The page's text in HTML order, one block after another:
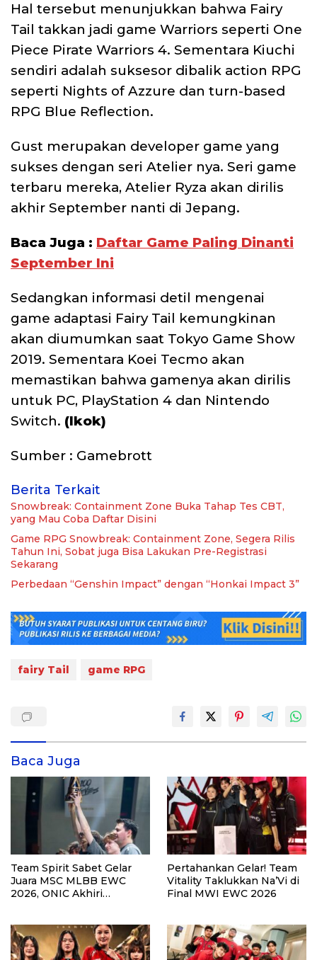
Hal tersebut menunjukkan bahwa Fairy
Tail takkan jadi game Warriors seperti One
Piece Pirate Warriors 4. Sementara Kiuchi
sendiri adalah suksesor dibalik action RPG
seperti Nights of Azzure dan turn-based
RPG Blue Reflection.
Gust merupakan developer game yang
sukses dengan seri Atelier nya. Seri game
terbaru mereka, Atelier Ryza akan dirilis
akhir September nanti di Jepang.
Baca Juga : Daftar Game Paling Dinanti
September Ini
Sedangkan informasi detil mengenai
game adaptasi Fairy Tail kemungkinan
akan diumumkan saat Tokyo Game Show
2019. Sementara Koei Tecmo akan
memastikan bahwa gamenya akan dirilis
untuk PC, PlayStation 4 dan Nintendo
Switch. (Ikok)
Sumber : Gamebrott
Berita Terkait
Snowbreak: Containment Zone Buka Tahap Tes CBT,
yang Mau Coba Daftar Disini
Game RPG Snowbreak: Containment Zone, Segera Rilis
Tahun Ini, Sobat juga Bisa Lakukan Pre-Registrasi
Sekarang
Perbedaan “Genshin Impact” dengan “Honkai Impact 3”
fairy Tail game RPG
Baca Juga
Team Spirit Sabet Gelar
Juara MSC MLBB EWC
2026, ONIC Akhiri
Pertahankan Gelar! Team
Vitality Taklukkan Na’Vi di
Final MWI EWC 2026